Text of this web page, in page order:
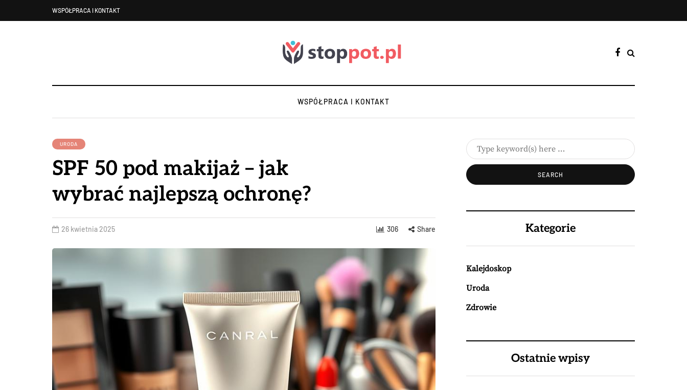
WSPÓŁPRACA I KONTAKT
WSPÓŁPRACA I KONTAKT
URODA
SPF 50 pod makijaż – jak
wybrać najlepszą ochronę?
26 kwietnia 2025 306 Share Kategorie
Kalejdoskop
Uroda
Zdrowie
Ostatnie wpisy